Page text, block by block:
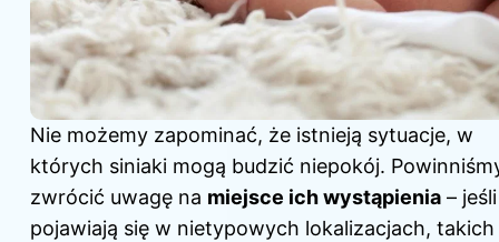
Nie możemy zapominać, że istnieją sytuacje, w
których siniaki mogą budzić niepokój.
zwrócić uwagę na miejsce ich wystąpienia – jeśli
pojawiają się w nietypowych lokalizacjach, takich